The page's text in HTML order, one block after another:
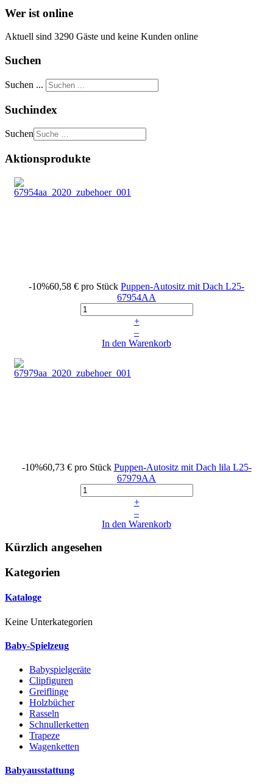
Wer ist online
Aktuell sind 3290 Gäste und keine Kunden online
Suchen
Suchen ...
Suchindex
Suchen
Aktionsprodukte
-10%60,58 € pro Stück Puppen-Autositz mit Dach L25-
67954AA
+
–
In den Warenkorb
-10%60,73 € pro Stück Puppen-Autositz mit Dach lila L25-
67979AA
+
–
In den Warenkorb
Kürzlich angesehen
Kategorien
Kataloge
Keine Unterkategorien
Baby-Spielzeug
Babyspielgeräte
Clipfiguren
Greiflinge
Holzbücher
Rasseln
Schnullerketten
Trapeze
Wagenketten
Babyausstattung